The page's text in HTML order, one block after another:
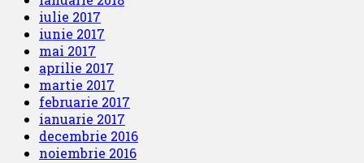
iulie 2017
iunie 2017
mai 2017
aprilie 2017
martie 2017
februarie 2017
ianuarie 2017
decembrie 2016
noiembrie 2016